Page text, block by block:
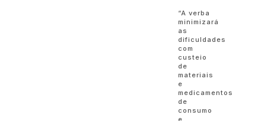
“A verba
minimizará
as
dificuldades
com
custeio
de
materiais
e
medicamentos
de
consumo
e